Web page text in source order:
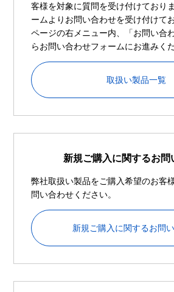
客様を対象に質問を受け付けており
ームよりお問い合わせを受け付けて
ページの右メニュー内、「お問い合
らお問い合わせフォームにお進みく
取扱い製品一覧
新規ご購入に関するお問
弊社取扱い製品をご購入希望のお客
問い合わせください。
新規ご購入に関するお問